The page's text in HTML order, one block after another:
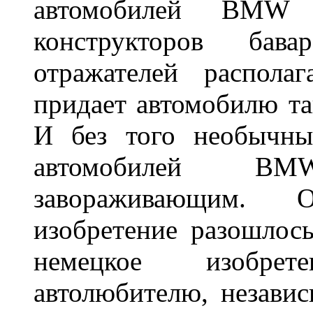
автомобилей
конструкторов
отражателей
придает автомобилю
И без того
автомобилей
завораживающим.
изобретение
немецкое
автолюбителю,